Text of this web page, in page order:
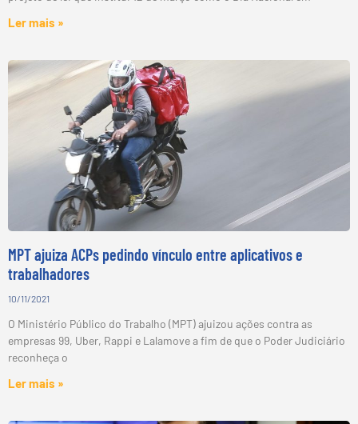
Ler mais »
MPT ajuiza ACPs pedindo vínculo entre aplicativos e
trabalhadores
10/11/2021
O Ministério Público do Trabalho (MPT) ajuizou ações contra as
empresas 99, Uber, Rappi e Lalamove a fim de que o Poder Judiciário
reconheça o
Ler mais »